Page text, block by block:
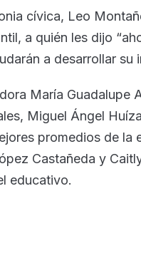
cívica, Leo
a quién les dijo
a desarrollar
María Guadalupe
Miguel Ángel
promedios de la
Castañeda y
educativo.